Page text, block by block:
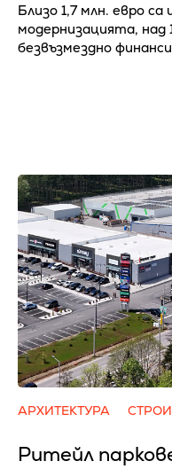
Близо 1,7 млн. евро
модернизацията, над
безвъзмездно
АРХИТЕКТУРА
Ритейл